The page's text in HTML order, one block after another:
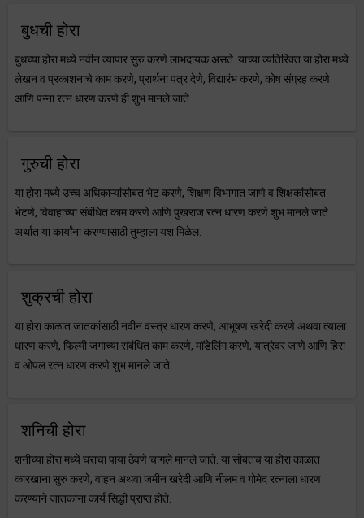
बुधची होरा
बुधच्या होरा मध्ये नवीन व्यापार सुरु करणे लाभदायक असते. याच्या व्यतिरिक्त या होरा मध्ये
लेखन व प्रकाशनाचे काम करणे, प्रार्थना पत्र देणे, विद्यारंभ करणे, कोष संग्रह करणे
आणि पन्ना रत्न धारण करणे ही शुभ मानले जाते.
गुरुची होरा
या होरा मध्ये उच्च अधिकाऱ्यांसोबत भेट करणे, शिक्षण विभागात जाणे व शिक्षकांसोबत
भेटणे, विवाहाच्या संबंधित काम करणे आणि पुखराज रत्न धारण करणे शुभ मानले जाते
अर्थात या कार्यांना करण्यासाठी तुम्हाला यश मिळेल.
शुक्रची होरा
या होरा काळात जातकांसाठी नवीन वस्त्र धारण करणे, आभूषण खरेदी करणे अथवा त्याला
धारण करणे, फिल्मी जगाच्या संबंधित काम करणे, मॉडेलिंग करणे, यात्रेवर जाणे आणि हिरा
व ओपल रत्न धारण करणे शुभ मानले जाते.
शनिची होरा
शनीच्या होरा मध्ये घराचा पाया ठेवणे चांगले मानले जाते. या सोबतच या होरा काळात
कारखाना सुरु करणे, वाहन अथवा जमीन खरेदी आणि नीलम व गोमेद रत्नाला धारण
करण्याने जातकांना कार्य सिद्धी प्राप्त होते.